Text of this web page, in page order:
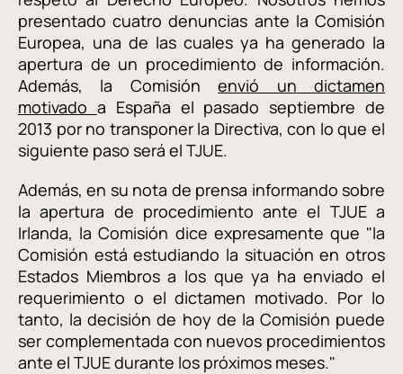
presentado cuatro denuncias ante la Comisión
Europea, una de las cuales ya ha generado la
apertura de un procedimiento de información.
Además, la Comisiónenvió un dictamen
motivado a España el pasado septiembre de
2013 por no transponer la Directiva, con lo que el
siguiente paso será el TJUE.
Además, en su nota de prensa informando sobre
la apertura de procedimiento ante el TJUE a
Irlanda, la Comisión dice expresamente que "la
Comisión está estudiando la situación en otros
Estados Miembros a los que ya ha enviado el
requerimiento o el dictamen motivado. Por lo
tanto, la decisión de hoy de la Comisión puede
ser complementada con nuevos procedimientos
ante el TJUE durante los próximos meses."